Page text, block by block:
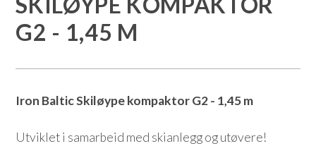
G2 - 1,45 M
Iron Baltic Skiløype kompaktor G2 - 1,45 m
Utviklet i samarbeid med skianlegg og utøvere!